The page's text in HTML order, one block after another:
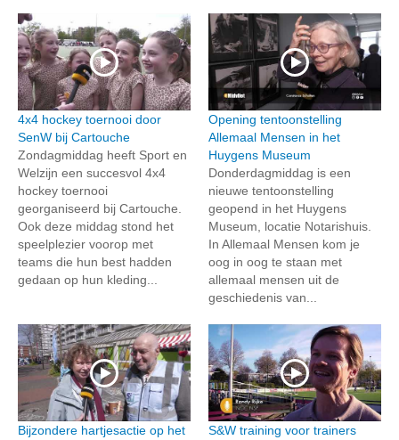
4x4 hockey toernooi door
SenW bij Cartouche
Zondagmiddag heeft Sport en
Welzijn een succesvol 4x4
hockey toernooi
georganiseerd bij Cartouche.
Ook deze middag stond het
speelplezier voorop met
teams die hun best hadden
gedaan op hun kleding...
Opening tentoonstelling
Allemaal Mensen in het
Huygens Museum
Donderdagmiddag is een
nieuwe tentoonstelling
geopend in het Huygens
Museum, locatie Notarishuis.
In Allemaal Mensen kom je
oog in oog te staan met
allemaal mensen uit de
geschiedenis van...
Bijzondere hartjesactie op het
S&W training voor trainers